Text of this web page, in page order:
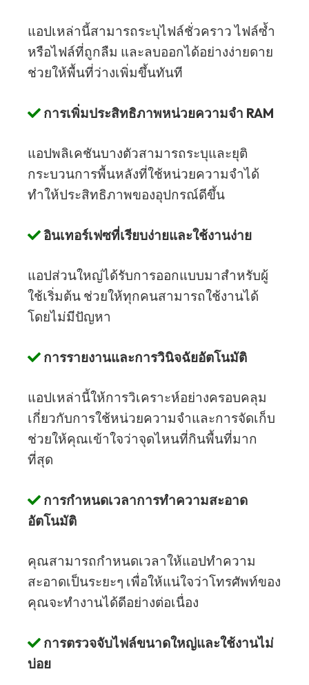
แอปเหล่านี้สามารถระบุไฟล์ชั่วคราว ไฟล์ซ้ำ
หรือไฟล์ที่ถูกลืม และลบออกได้อย่างง่ายดาย
ช่วยให้พื้นที่ว่างเพิ่มขึ้นทันที
การเพิ่มประสิทธิภาพหน่วยความจำ RAM
แอปพลิเคชันบางตัวสามารถระบุและยุติ
กระบวนการพื้นหลังที่ใช้หน่วยความจำได้
ทำให้ประสิทธิภาพของอุปกรณ์ดีขึ้น
อินเทอร์เฟซที่เรียบง่ายและใช้งานง่าย
แอปส่วนใหญ่ได้รับการออกแบบมาสำหรับผู้
ใช้เริ่มต้น ช่วยให้ทุกคนสามารถใช้งานได้
โดยไม่มีปัญหา
การรายงานและการวินิจฉัยอัตโนมัติ
แอปเหล่านี้ให้การวิเคราะห์อย่างครอบคลุม
เกี่ยวกับการใช้หน่วยความจำและการจัดเก็บ
ช่วยให้คุณเข้าใจว่าจุดไหนที่กินพื้นที่มาก
ที่สุด
การกำหนดเวลาการทำความสะอาด
อัตโนมัติ
คุณสามารถกำหนดเวลาให้แอปทำความ
สะอาดเป็นระยะๆ เพื่อให้แน่ใจว่าโทรศัพท์ของ
คุณจะทำงานได้ดีอย่างต่อเนื่อง
การตรวจจับไฟล์ขนาดใหญ่และใช้งานไม่
บ่อย